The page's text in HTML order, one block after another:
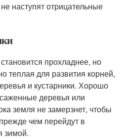
наступят отрицательные
прохладнее, но
теплая для развития корней,
и кустарники. Хорошо
деревья или
земля не замерзнет, ​​чтобы
чем перейдут в
зимой.